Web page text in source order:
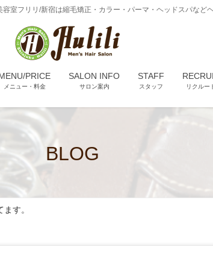
室フリリ/新宿は縮毛矯正・カラー・パーマ・ヘッドスパなど
PRICE
メニュー・料金
SALON INFO
サロン案内
STAFF
スタッフ リクルー
BLOG
す。